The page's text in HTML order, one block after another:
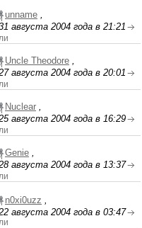
unname ,
августа 2004 года в 21:21
Uncle Theodore ,
августа 2004 года в 20:01
Nuclear ,
августа 2004 года в 16:29
Genie ,
августа 2004 года в 13:37
n0xi0uzz ,
августа 2004 года в 03:47